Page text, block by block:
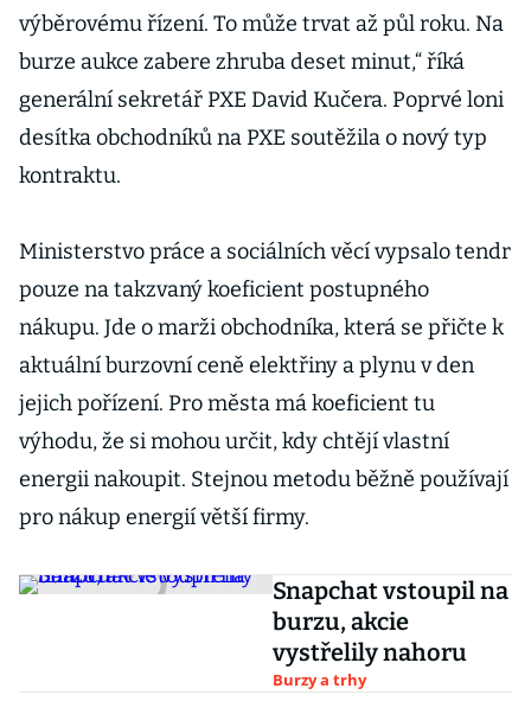
výběrovému řízení. To může trvat až půl roku. Na
burze aukce zabere zhruba deset minut,“ říká
generální sekretář PXE David Kučera. Poprvé loni
desítka obchodníků na PXE soutěžila o nový typ
kontraktu.
Ministerstvo práce a sociálních věcí vypsalo tendr
pouze na takzvaný koeficient postupného
nákupu. Jde o marži obchodníka, která se přičte k
aktuální burzovní ceně elektřiny a plynu v den
jejich pořízení. Pro města má koeficient tu
výhodu, že si mohou určit, kdy chtějí vlastní
energii nakoupit. Stejnou metodu běžně používají
pro nákup energií větší firmy.
Snapchat vstoupil na
burzu, akcie
vystřelily nahoru
Burzy a trhy